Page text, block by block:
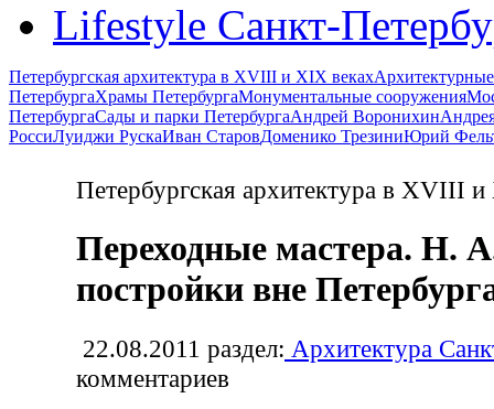
Lifestyle Санкт-
Петербургская архитектура в XVIII и XIX веках
ПетербургаХрамы ПетербургаМонументальные сооружения
ПетербургаСады и парки ПетербургаАндрей Воронихин
РоссиЛуиджи РускаИван СтаровДоменико ТрезиниЮрий
Петербургская архитектура в XVIII
Переходные мастера. Н.
постройки вне
22.08.2011 раздел: Архитектура
комментариев